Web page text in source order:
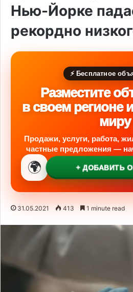
Нью-Йорке
рекордно
⚡ Бесплатное
Разместите
в своем регионе
миру
Продажи, услуги, работа,
частные предложения —
🌍 + ДОБАВИТЬ
31.05.2021 413 1 minute read